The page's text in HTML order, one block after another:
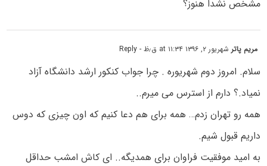
مشخص نشدا هنوز؟
مریم پاترشهریور ۲, ۱۳۹۶ at ۱۱:۳۴ ق٫ظ - Reply
سلام. امروز دوم شهریوره . چرا جواب کنکور ارشد دانشگاه آزاد
نمیاد.؟ دارم از استرس می میرم..
همه رو تهران زدم… همه برای هم دعا کنیم که اون چیزی که دوس
داریم قبول شیم.
به امید موفقیت فراوان برای همدیگه.. ای کاش امشب حداقل